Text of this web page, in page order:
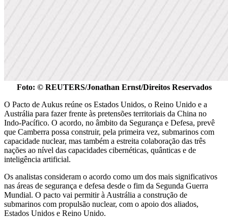
Foto: © REUTERS/Jonathan Ernst/Direitos Reservados
O Pacto de Aukus reúne os Estados Unidos, o Reino Unido e a
Austrália para fazer frente às pretensões territoriais da China no
Indo-Pacífico. O acordo, no âmbito da Segurança e Defesa, prevê
que Camberra possa construir, pela primeira vez, submarinos com
capacidade nuclear, mas também a estreita colaboração das três
nações ao nível das capacidades cibernéticas, quânticas e de
inteligência artificial.
Os analistas consideram o acordo como um dos mais significativos
nas áreas de segurança e defesa desde o fim da Segunda Guerra
Mundial. O pacto vai permitir à Austrália a construção de
submarinos com propulsão nuclear, com o apoio dos aliados,
Estados Unidos e Reino Unido.